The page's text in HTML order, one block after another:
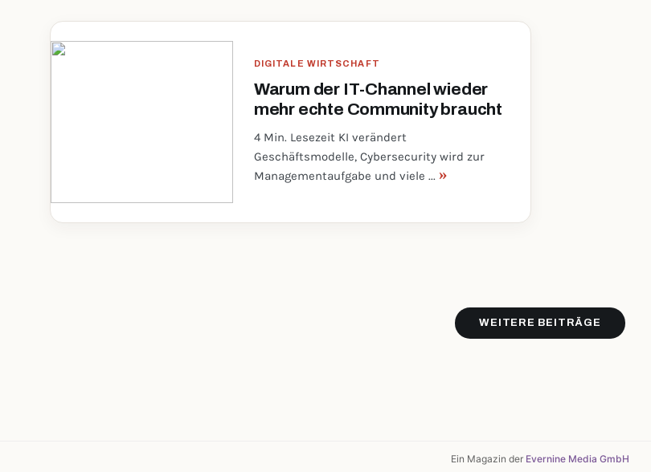
DIGITALE WIRTSCHAFT
Warum der IT-Channel wieder
mehr echte Community braucht
4 Min. Lesezeit KI verändert
Geschäftsmodelle, Cybersecurity wird zur
Managementaufgabe und viele ... »
WEITERE BEITRÄGE
Ein Magazin der Evernine Media GmbH